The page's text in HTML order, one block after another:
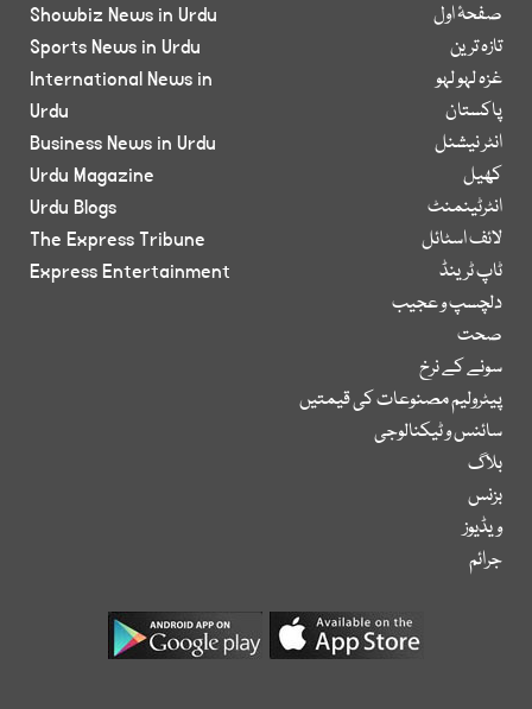
صفحۂ اول
تازہ ترین
غزہ لہو لہو
پاکستان
انٹر نیشنل
کھیل
انٹرٹینمنٹ
لائف اسٹائل
ٹاپ ٹرینڈ
دلچسپ و عجیب
صحت
سونے کے نرخ
پیٹرولیم مصنوعات کی قیمتیں
سائنس و ٹیکنالوجی
بلاگ
بزنس
ویڈیوز
جرائم
Showbiz News in Urdu
Sports News in Urdu
International News in
Urdu
Business News in Urdu
Urdu Magazine
Urdu Blogs
The Express Tribune
Express Entertainment